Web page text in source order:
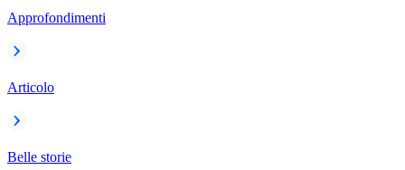
Approfondimenti
Articolo
Belle storie